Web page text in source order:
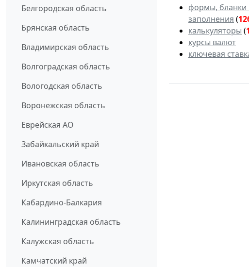
Белгородская область
Брянская область
Владимирская область
Волгоградская область
Вологодская область
Воронежская область
Еврейская АО
Забайкальский край
Ивановская область
Иркутская область
Кабардино-Балкария
Калининградская область
Калужская область
Камчатский край
формы, бланки
заполнения (
калькуляторы (
курсы валют
ключевая